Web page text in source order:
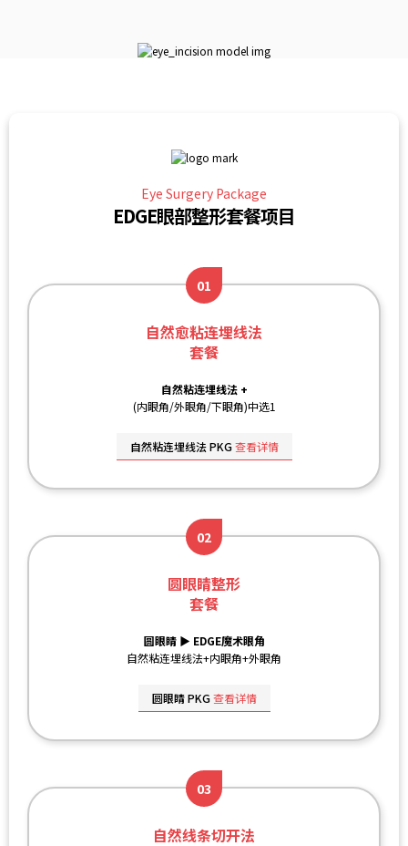
Eye Surgery Package
EDGE眼部整形套餐项目
01
自然愈粘连埋线法
套餐
自然粘连埋线法 +
(内眼角/外眼角/下眼角)中选1
自然粘连埋线法 PKG查看详情
02
圆眼睛整形
套餐
圆眼睛 ▶ EDGE魔术眼角
自然粘连埋线法+内眼角+外眼角
圆眼睛 PKG查看详情
03
自然线条切开法